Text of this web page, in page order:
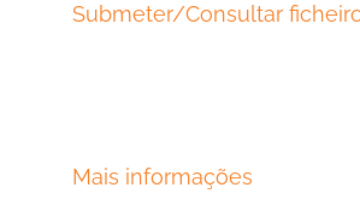
Submeter/Consultar
Mais informações